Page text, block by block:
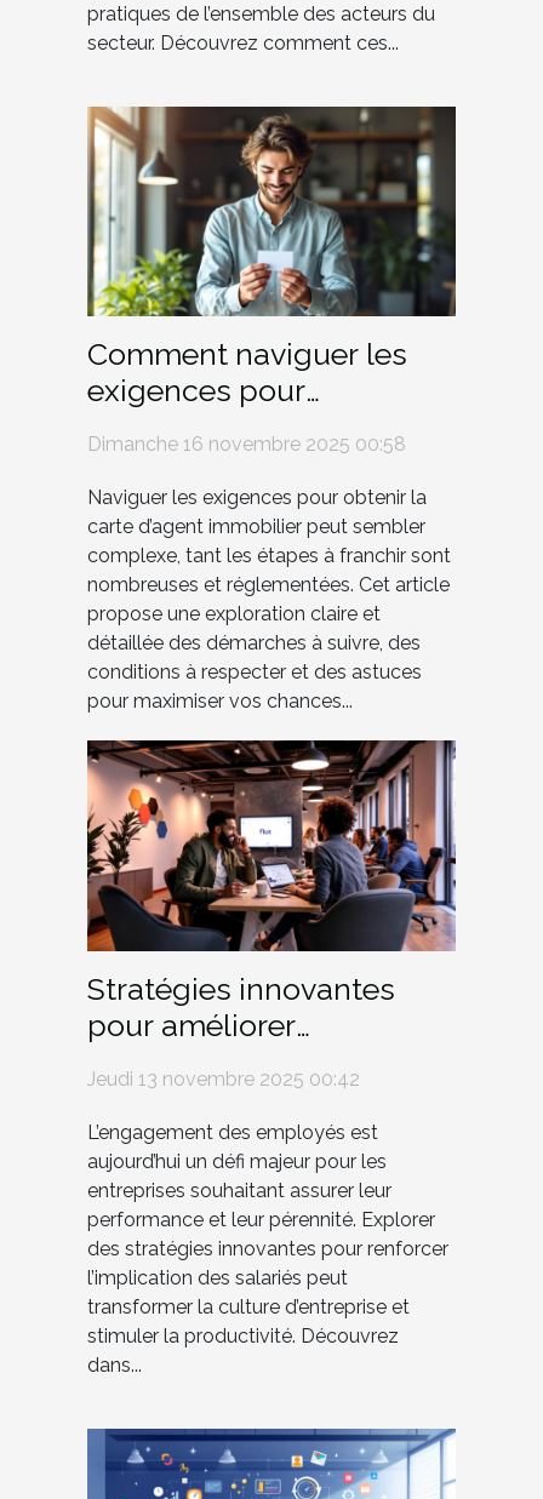
pratiques de l’ensemble des acteurs du
secteur. Découvrez comment ces...
Comment naviguer les
exigences pour
l'obtention de la carte
d'agent immobilier ?
Dimanche 16 novembre 2025 00:58
Naviguer les exigences pour obtenir la
carte d’agent immobilier peut sembler
complexe, tant les étapes à franchir sont
nombreuses et réglementées. Cet article
propose une exploration claire et
détaillée des démarches à suivre, des
conditions à respecter et des astuces
pour maximiser vos chances...
Stratégies innovantes
pour améliorer
l'engagement des
employés
Jeudi 13 novembre 2025 00:42
L’engagement des employés est
aujourd’hui un défi majeur pour les
entreprises souhaitant assurer leur
performance et leur pérennité. Explorer
des stratégies innovantes pour renforcer
l’implication des salariés peut
transformer la culture d’entreprise et
stimuler la productivité. Découvrez
dans...